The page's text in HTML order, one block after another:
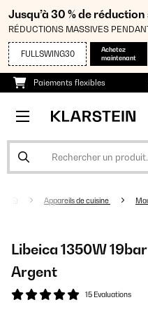
Jusqu’à 30 % de
RÉDUCTIONS MASSIVES
FULLSWING30
Achetez
maintenant
Paiements flexibles
Appareils de cuisine
Libeica 1350W
Argent
15 Evaluations